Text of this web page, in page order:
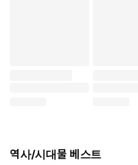
역사/시대물 베스트